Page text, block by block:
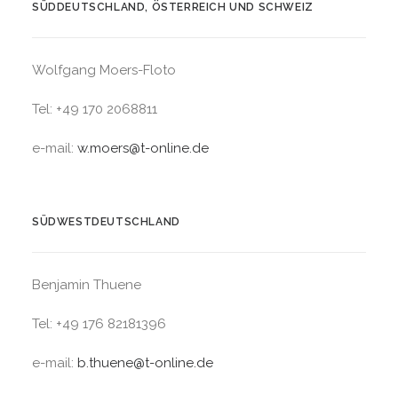
SÜDDEUTSCHLAND, ÖSTERREICH UND SCHWEIZ
Wolfgang Moers-Floto
Tel: +49 170 2068811
e-mail: w.moers@t-online.de
SÜDWESTDEUTSCHLAND
Benjamin Thuene
Tel: +49 176 82181396
e-mail: b.thuene@t-online.de